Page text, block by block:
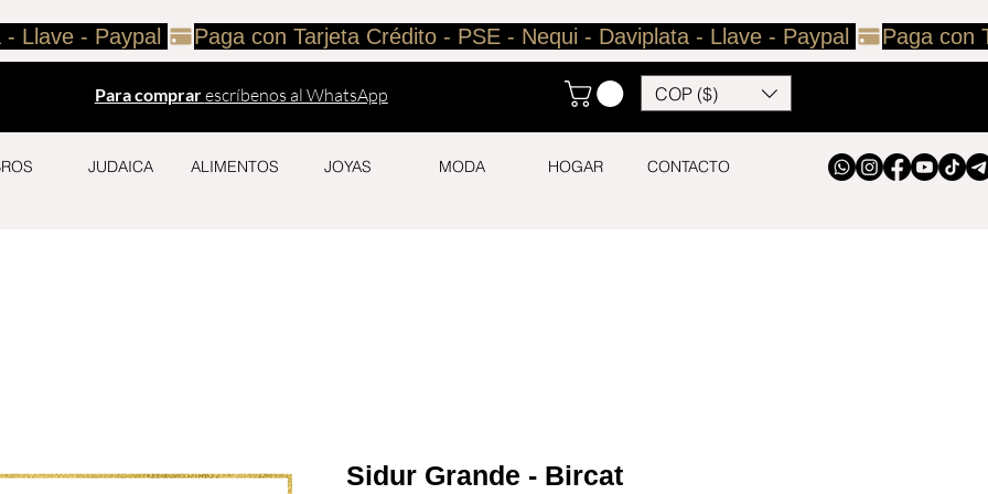
Para comprarescríbenos al WhatsApp COP ($)
Llave - Paypal
JUDAICA ALIMENTOS JOYAS MODA HOGAR CONTACTO
Sidur Grande - Bircat